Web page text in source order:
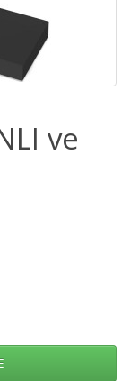
ve